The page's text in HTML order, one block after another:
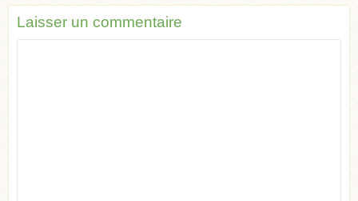
Laisser un commentaire